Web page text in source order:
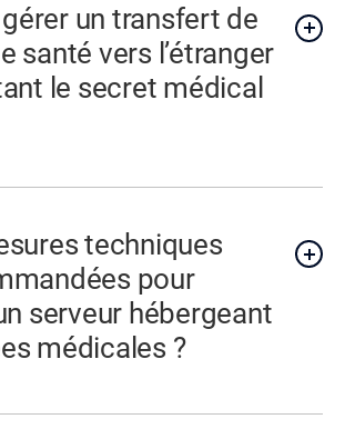
un transfert de
santé vers l’étranger
le secret médical
techniques
pour
serveur hébergeant
médicales ?